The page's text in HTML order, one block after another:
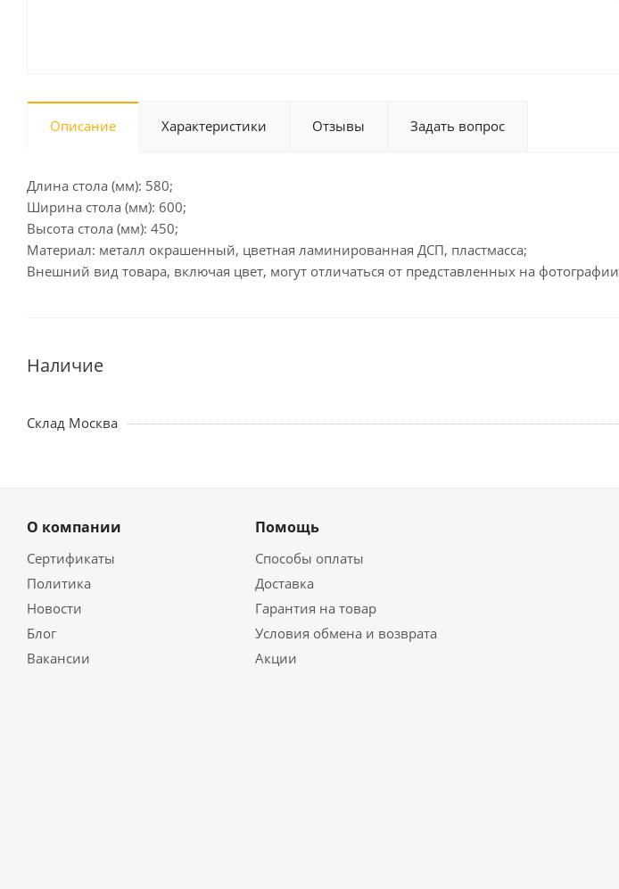
Описание Характеристики Отзывы Задать вопрос
Длина стола (мм): 580;
Ширина стола (мм): 600;
Высота стола (мм): 450;
Материал: металл окрашенный, цветная ламинированная ДСП, пластмасса;
Внешний вид товара, включая цвет, могут отличаться от представленных на фотографии
Наличие
Склад Москва
О компании
Сертификаты
Политика
Новости
Блог
Вакансии
Помощь
Способы оплаты
Доставка
Гарантия на товар
Условия обмена и возврата
Акции